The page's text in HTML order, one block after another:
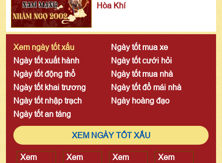
Hòa Khí
Xem ngày tốt xấu
Ngày tốt mua xe
Ngày tốt xuất hành
Ngày tốt cưới hỏi
Ngày tốt động thổ
Ngày tốt mua nhà
Ngày tốt khai trương
Ngày tốt đổ mái nhà
Ngày tốt nhập trạch
Ngày hoàng đạo
Ngày tốt an táng
XEM NGÀY TỐT XẤU
Xem
Xem
Xem
Xem